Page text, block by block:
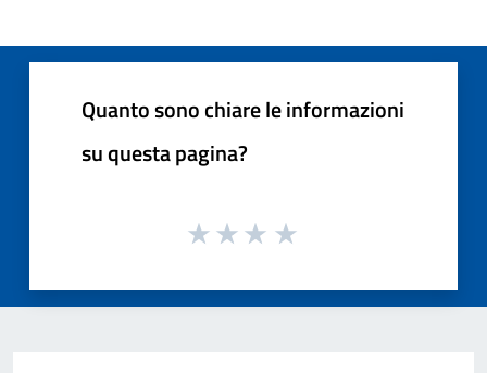
Quanto sono chiare le informazioni
su questa pagina?